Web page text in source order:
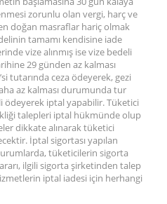
zorunlu olan vergi, harç ve
doğan masraflar hariç olmak
tamamı kendisine iade
vize alınmış ise vize bedeli
29 günden az kalması
tutarında ceza ödeyerek, gezi
az kalması durumunda tur
ödeyerek iptal yapabilir. Tüketici
talepleri iptal hükmünde olup
dikkate alınarak tüketici
İptal sigortası yapılan
tüketicilerin sigorta
ilgili sigorta şirketinden talep
iptal iadesi için herhangi